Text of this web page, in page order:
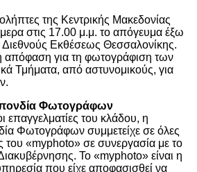
της Κεντρικής Μακεδονίας
στις 17.00 μ.μ. το απόγευμα έξω
Διεθνούς Εκθέσεως Θεσσαλονίκης.
απόφαση για τη φωτογράφιση των
Τμήματα, από αστυνομικούς, για
Φωτογράφων
του κλάδου, η
Φωτογράφων συμμετείχε σε όλες
του «myphoto» σε συνεργασία με το
Το «myphoto» είναι η
που είχε αποφασισθεί να